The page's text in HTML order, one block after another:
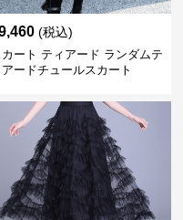
(税込)
カート ティアード ランダムテ
アードチュールスカート